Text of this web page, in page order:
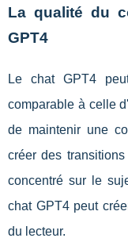
La qualité du
GPT4
Le chat GPT4
comparable à celle
de maintenir une
créer des
concentré sur le
chat GPT4 peut
du lecteur.